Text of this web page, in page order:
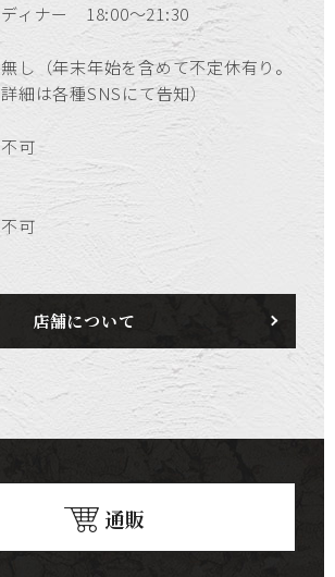
ディナー 18:00～21:30
無し（年末年始を含めて不定休有り。
詳細は各種SNSにて告知）
不可
不可
店舗について
通販